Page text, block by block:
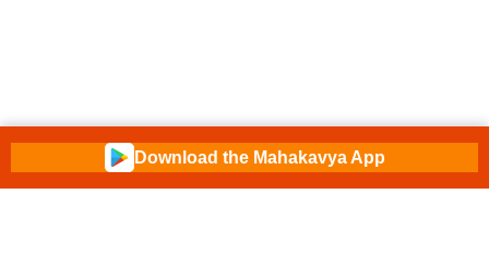
Download the Mahakavya App